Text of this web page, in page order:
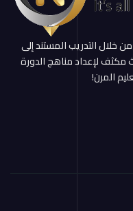
خلال التدريب المستند إلى
لإعداد مناهج الدورة
المرن!